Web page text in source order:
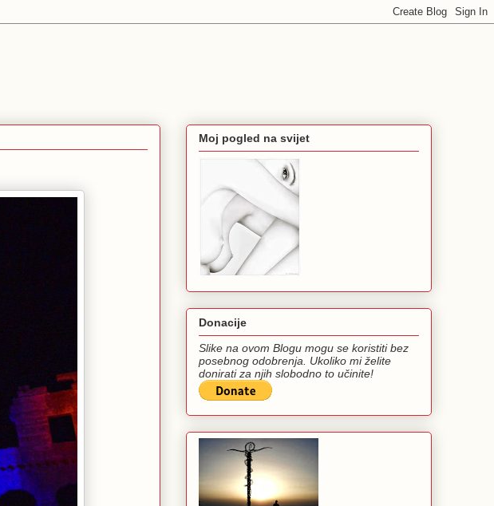
Moj pogled na svijet
Donacije
Slike na ovom Blogu mogu se koristiti bez
posebnog odobrenja. Ukoliko mi želite
donirati za njih slobodno to učinite!